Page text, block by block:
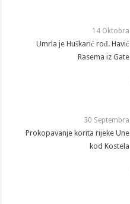
14 Oktobra
Umrla je Huškarić rođ. Havić
Rasema iz Gate
30 Septembra
Prokopavanje korita rijeke Une
kod Kostela